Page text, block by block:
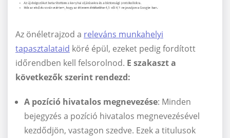
Az önéletrajzod a releváns munkahelyi
tapasztalataid köré épül, ezeket pedig fordított
időrendben kell felsorolnod. E szakaszt a
következők szerint rendezd:
A pozíció hivatalos megnevezése: Minden
bejegyzés a pozíció hivatalos megnevezésével
kezdődjön, vastagon szedve. Ezek a titulusok